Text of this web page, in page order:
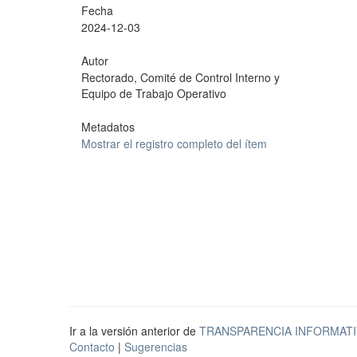
Fecha
2024-12-03
Autor
Rectorado, Comité de Control Interno y
Equipo de Trabajo Operativo
Metadatos
Mostrar el registro completo del ítem
Ir a la versión anterior de TRANSPARENCIA
Contacto | Sugerencias